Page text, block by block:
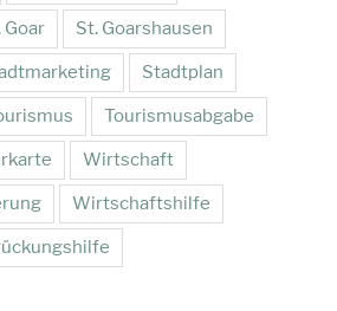
Goar St. Goarshausen
Stadtplan
Tourismusabgabe
Wirtschaft
Wirtschaftshilfe